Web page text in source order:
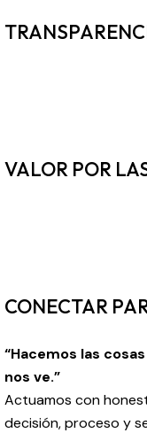
VALOR POR
CONECTAR
“Hacemos las
nos ve.”
Actuamos con
decisión, proceso y